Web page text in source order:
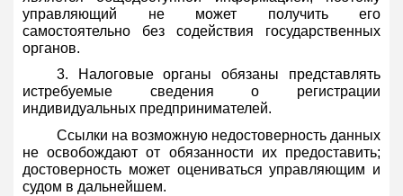
управляющий не может получить его
самостоятельно без содействия государственных
органов.
3. Налоговые органы обязаны представлять
истребуемые сведения о регистрации
индивидуальных предпринимателей.
Ссылки на возможную недостоверность данных
не освобождают от обязанности их предоставить;
достоверность может оцениваться управляющим и
судом в дальнейшем.